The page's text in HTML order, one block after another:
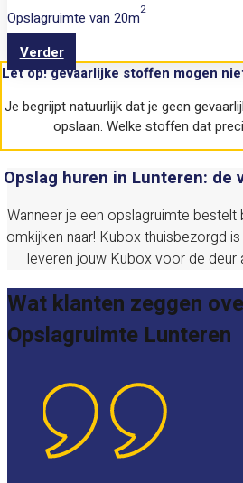
Opslagruimte van 20m2
Verder
Let op! gevaarlijke stoffen mogen
Je begrijpt natuurlijk dat je geen
opslaan. Welke stoffen dat
Opslag huren in Lunteren: de
Wanneer je een opslagruimte bestelt
omkijken naar! Kubox thuisbezorgd
leveren jouw Kubox voor de deur
Wat klanten zeggen
Opslagruimte Lunteren